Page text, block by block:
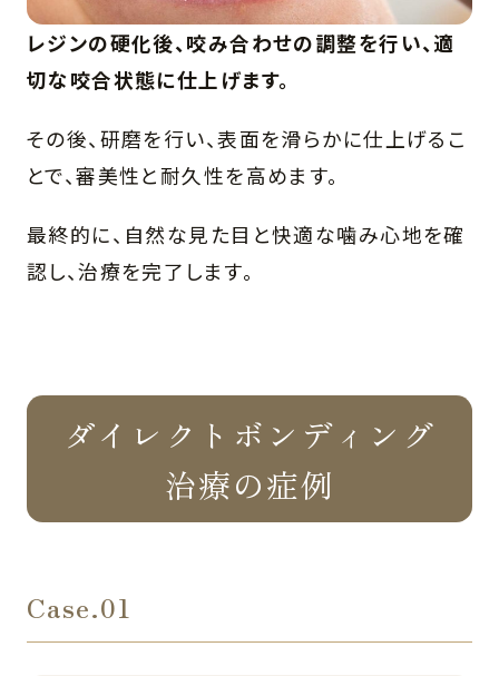
レジンの硬化後、咬み合わせの調整を行い、適
切な咬合状態に仕上げます。
その後、研磨を行い、表面を滑らかに仕上げるこ
とで、審美性と耐久性を高めます。
最終的に、自然な見た目と快適な噛み心地を確
認し、治療を完了します。
ダイレクトボンディング
治療の症例
Case.01